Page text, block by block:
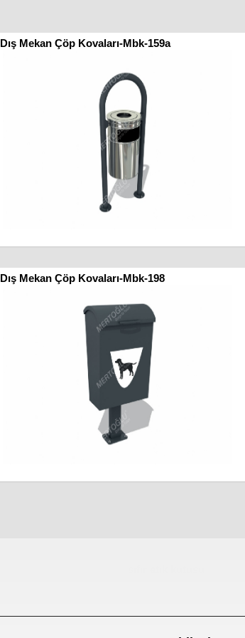
Dış Mekan Çöp Kovaları-Mbk-159a
Dış Mekan Çöp Kovaları-Mbk-198